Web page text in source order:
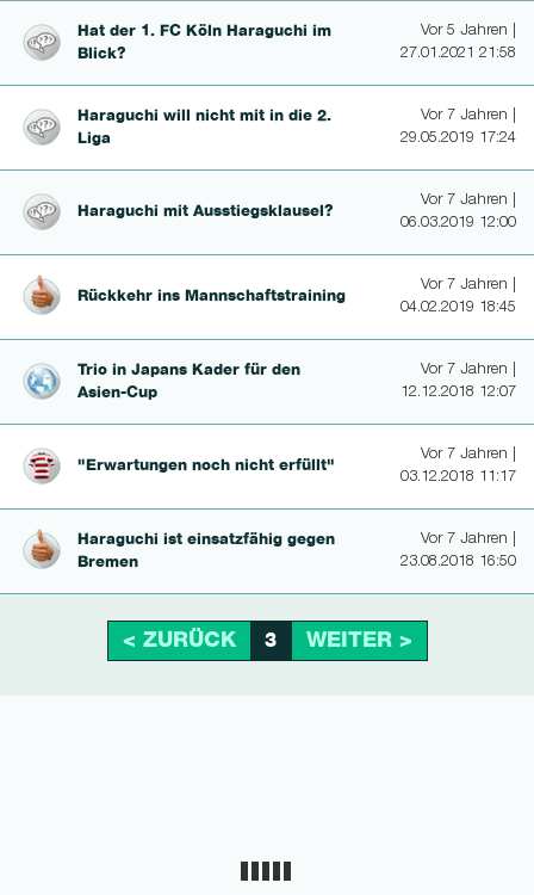
Hat der 1. FC Köln Haraguchi im
Blick?
Vor 5 Jahren |
27.01.2021 21:58
Haraguchi will nicht mit in die 2.
Liga
Vor 7 Jahren |
29.05.2019 17:24
Haraguchi mit Ausstiegsklau­sel?
Vor 7 Jahren |
06.03.2019 12:00
Rückkehr ins Mannschafts­trai­ning
Vor 7 Jahren |
04.02.2019 18:45
Trio in Japans Kader für den
Asien-Cup
Vor 7 Jahren |
12.12.2018 12:07
"Erwartungen noch nicht erfüllt"
Vor 7 Jahren |
03.12.2018 11:17
Haraguchi ist ein­satzfähig gegen
Bremen
Vor 7 Jahren |
23.08.2018 16:50
< ZURÜCK 3 WEITER >